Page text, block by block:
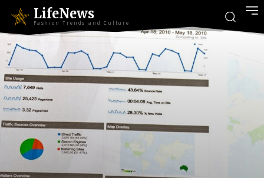
LifeNews
Fashion Trends and Culture